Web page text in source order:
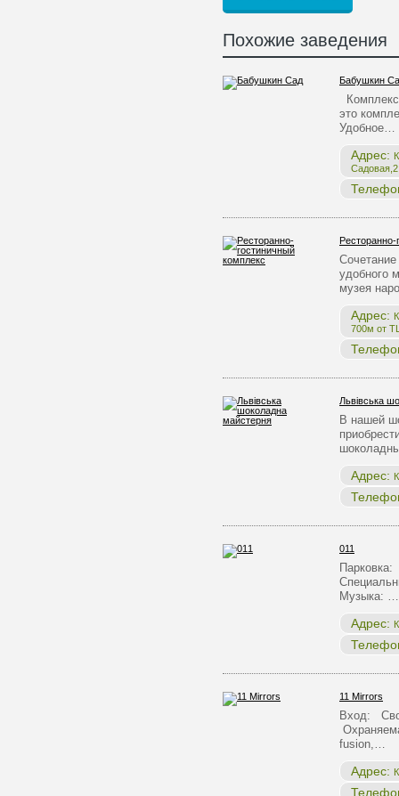
Похожие заведения
Бабушкин
это
Удобное…
Адрес:
удобного
музея
Адрес:
700м от
Львівська
В нашей
Адрес:
011
Музыка: …
Адрес:
11 Mirrors
Вход:
fusion,…
Адрес: